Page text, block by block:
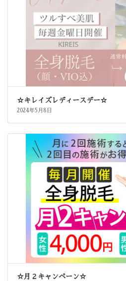
☆キレイズレディースデー☆
2024年5月8日
☆月２キャンペーン☆